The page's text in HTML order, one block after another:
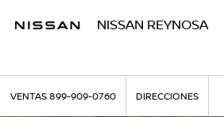
NISSAN REYNOSA
VENTAS899-909-0760 DIRECCIONES